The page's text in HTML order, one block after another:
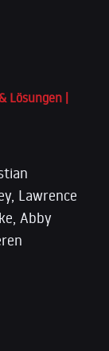
Lösungen |
Lawrence
Abby